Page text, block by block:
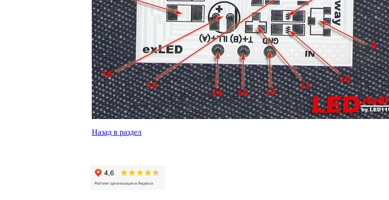
Назад в раздел